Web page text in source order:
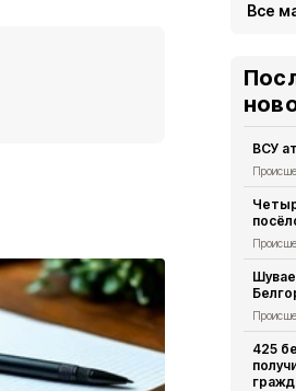
Все
ВСУ
425